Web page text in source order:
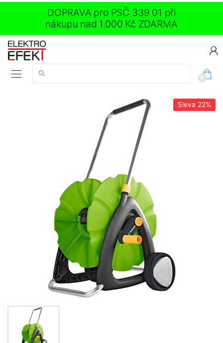
DOPRAVA pro PSČ 339 01 při
nákupu nad 1.000 Kč ZDARMA
Vyhledávání:
0
Sleva 22%